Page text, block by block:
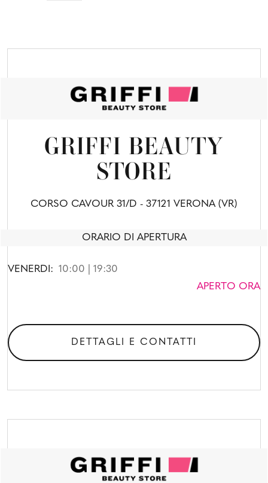
GRIFFI BEAUTY
STORE
CORSO CAVOUR 31/D - 37121 VERONA (VR)
ORARIO DI APERTURA
VENERDI: 10:00 | 19:30
APERTO ORA
DETTAGLI E CONTATTI